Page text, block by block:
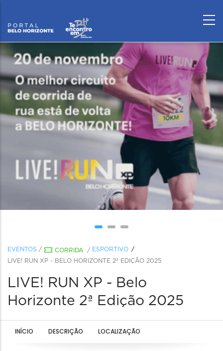
EVENTOS / CORRIDA / ESPORTIVO
LIVE! RUN XP - BELO HORIZONTE 2ª EDIÇÃO 2025
LIVE! RUN XP - Belo
Horizonte 2ª Edição 2025
INÍCIO DESCRIÇÃO LOCALIZAÇÃO